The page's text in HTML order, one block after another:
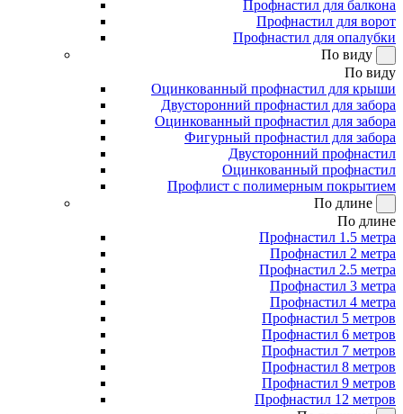
Профнастил для балкона
Профнастил для ворот
Профнастил для опалубки
По виду
По виду
Оцинкованный профнастил для крыши
Двусторонний профнастил для забора
Оцинкованный профнастил для забора
Фигурный профнастил для забора
Двусторонний профнастил
Оцинкованный профнастил
Профлист с полимерным покрытием
По длине
По длине
Профнастил 1.5 метра
Профнастил 2 метра
Профнастил 2.5 метра
Профнастил 3 метра
Профнастил 4 метра
Профнастил 5 метров
Профнастил 6 метров
Профнастил 7 метров
Профнастил 8 метров
Профнастил 9 метров
Профнастил 12 метров